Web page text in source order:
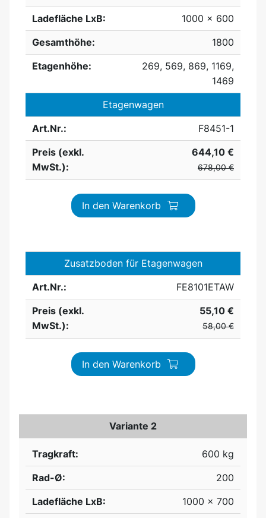
Ladefläche LxB:
1000 x 600
Gesamthöhe:
1800
Etagenhöhe:
269, 569, 869, 1169,
1469
Etagenwagen
Art.Nr.:
F8451-1
Preis (exkl.
MwSt.):
644,10 €
678,00 €
In den Warenkorb
Zusatzboden für Etagenwagen
Art.Nr.:
FE8101ETAW
Preis (exkl.
MwSt.):
55,10 €
58,00 €
In den Warenkorb
Variante 2
Tragkraft:
600 kg
Rad-Ø:
200
Ladefläche LxB:
1000 x 700